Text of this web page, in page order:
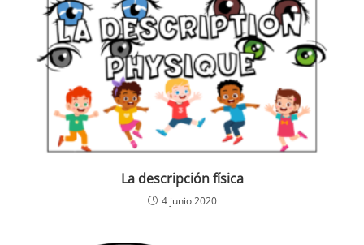
La descripción física
4 junio 2020